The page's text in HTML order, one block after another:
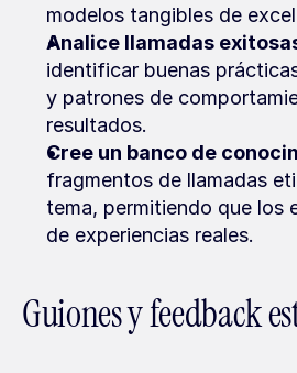
modelos tangibles de
Analice llamadas
identificar buenas
y patrones de
resultados.
Cree un banco de
fragmentos de llamadas
tema, permitiendo que los
de experiencias reales.
Guiones y feedback